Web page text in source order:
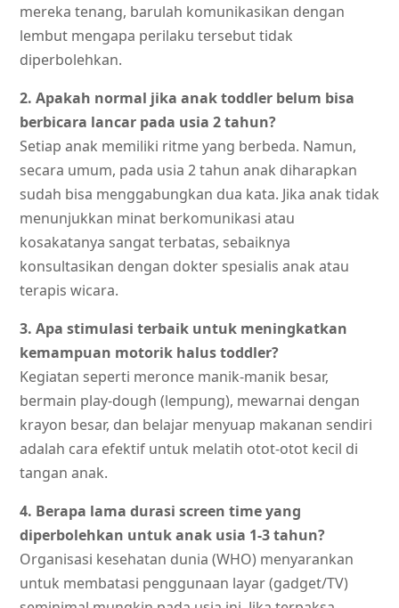
mereka tenang, barulah komunikasikan dengan
lembut mengapa perilaku tersebut tidak
diperbolehkan.
2. Apakah normal jika anak toddler belum bisa
berbicara lancar pada usia 2 tahun?
Setiap anak memiliki ritme yang berbeda. Namun,
secara umum, pada usia 2 tahun anak diharapkan
sudah bisa menggabungkan dua kata. Jika anak tidak
menunjukkan minat berkomunikasi atau
kosakatanya sangat terbatas, sebaiknya
konsultasikan dengan dokter spesialis anak atau
terapis wicara.
3. Apa stimulasi terbaik untuk meningkatkan
kemampuan motorik halus toddler?
Kegiatan seperti meronce manik-manik besar,
bermain play-dough (lempung), mewarnai dengan
krayon besar, dan belajar menyuap makanan sendiri
adalah cara efektif untuk melatih otot-otot kecil di
tangan anak.
4. Berapa lama durasi screen time yang
diperbolehkan untuk anak usia 1-3 tahun?
Organisasi kesehatan dunia (WHO) menyarankan
untuk membatasi penggunaan layar (gadget/TV)